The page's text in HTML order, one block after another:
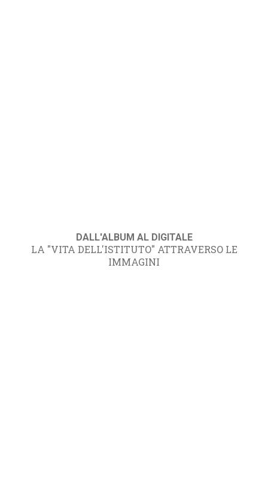
DALL'ALBUM AL DIGITALE
LA "VITA DELL'ISTITUTO" ATTRAVERSO LE
IMMAGINI